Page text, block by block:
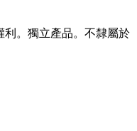
利。獨立產品。不隸屬於